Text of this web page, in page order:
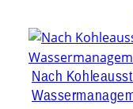
Nach